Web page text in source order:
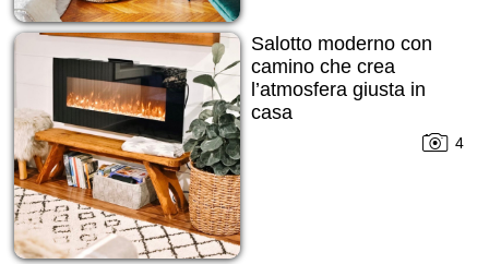
Salotto moderno con
camino che crea
l’atmosfera giusta in
casa
4